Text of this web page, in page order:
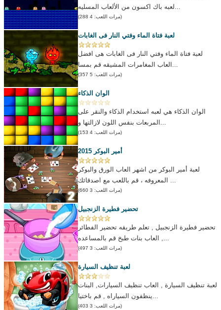
(مرات اللعب: 4 288)
لعبة فتاة الماء وفتي النار فى الغابات
لعبة فتاة الماء وفتي النار فى الغابات هى افضل
(مرات اللعب: 5 357)
الوان الذكاء
الوان الذكاء هي لعبه استخدام الذكاء والنقر على
(مرات اللعب: 4 153)
أمير البوكر 2015
لعبة أمير البوكر من اشهر العاب الورق والبوكر
(مرات اللعب: 3 660)
تحضير فطيرة الزنجبيل
تحضير فطيرة الزنجبيل , تعلم طريقه تحضير الفطائر
(مرات اللعب: 3 497)
لعبة تنظيف السيارة
لعبة تنظيف السيارة , العاب تنظيف السيارات, البنات
(مرات اللعب: 3 403)